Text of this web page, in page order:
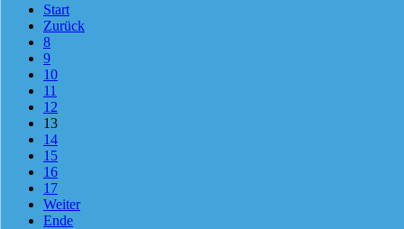
Start
Zurück
8
9
10
11
12
13
14
15
16
17
Weiter
Ende